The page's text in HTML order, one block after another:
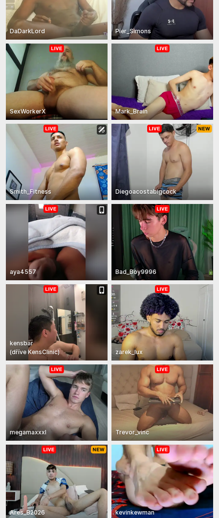
DaDarkLord Pier_Simons
SexWorkerX Mark_Brain
Smith_Fitness Diegoacostabigcock
aya4557 Bad_Boy9996
kensbar
(dříve KensClinic) zarek_lux
megamaxxxl Trevor_vinc
Ares_B2026 kevinkewman